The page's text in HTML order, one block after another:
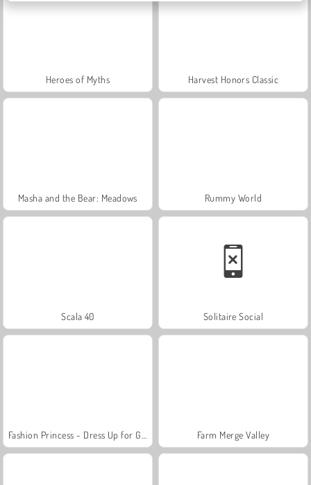
Heroes of Myths Harvest Honors Classic
Masha and the Bear: Meadows Rummy World
Scala 40 Solitaire Social
Farm Merge Valley